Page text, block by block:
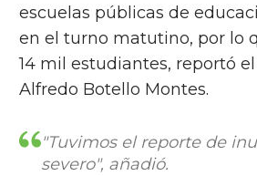
escuelas públicas de
en el turno matutino, por lo
14 mil estudiantes, reportó
Alfredo Botello Montes.
"Tuvimos el reporte de
severo", añadió.